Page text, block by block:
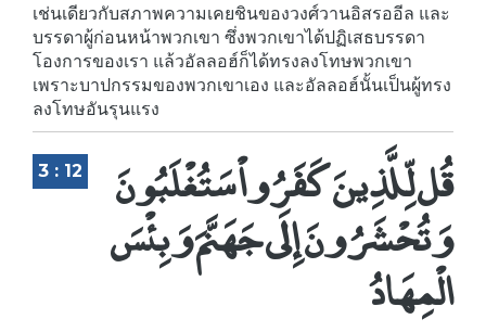
เช่นเดียวกับสภาพความเคยชินของวงศ์วานอิสรออีล และ
บรรดาผู้ก่อนหน้าพวกเขา ซึ่งพวกเขาได้ปฏิเสธบรรดา
โองการของเรา แล้วอัลลอฮ์ก็ได้ทรงลงโทษพวกเขา
เพราะบาปกรรมของพวกเขาเอง และอัลลอฮ์นั้นเป็นผู้ทรง
ลงโทษอันรุนแรง
3 : 12 قُل لِّلَّذِينَ كَفَرُواْ سَتُغْلَبُونَ
وَتُحْشَرُونَ إِلَى جَهَنَّمَ وَبِئْسَ
الْمِهَادُ